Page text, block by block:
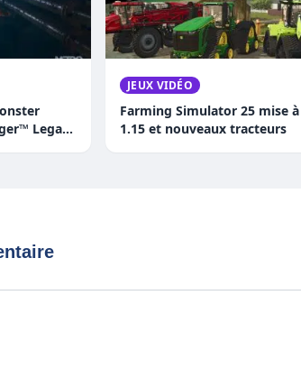
Legacy
JEUX VIDÉO
Farming Simulator 25 mise
1.15 et nouveaux tracteurs